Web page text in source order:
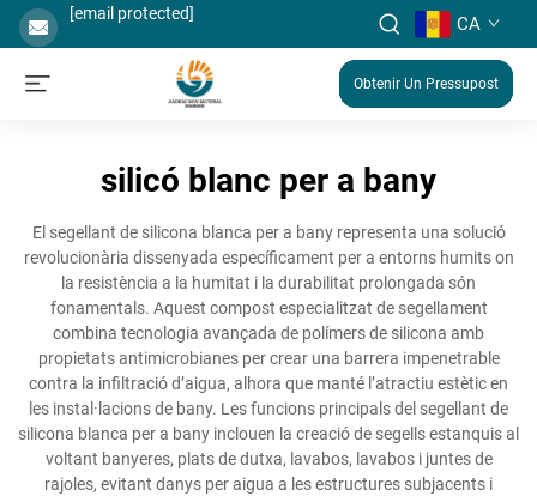
[email protected] CA
Obtenir Un Pressupost
silicó blanc per a bany
El segellant de silicona blanca per a bany representa una solució
revolucionària dissenyada específicament per a entorns humits on
la resistència a la humitat i la durabilitat prolongada són
fonamentals. Aquest compost especialitzat de segellament
combina tecnologia avançada de polímers de silicona amb
propietats antimicrobianes per crear una barrera impenetrable
contra la infiltració d’aigua, alhora que manté l’atractiu estètic en
les instal·lacions de bany. Les funcions principals del segellant de
silicona blanca per a bany inclouen la creació de segells estanquis al
voltant banyeres, plats de dutxa, lavabos, lavabos i juntes de
rajoles, evitant danys per aigua a les estructures subjacents i